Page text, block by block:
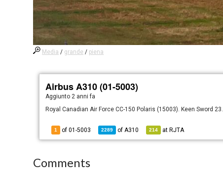
Media / grande / piena
Airbus A310 (01-5003)
Aggiunto2 anni fa
Royal Canadian Air Force CC-150 Polaris (15003). Keen Sword 23.
1 of 01-5003 2289 ofA310 214 at RJTA
Comments